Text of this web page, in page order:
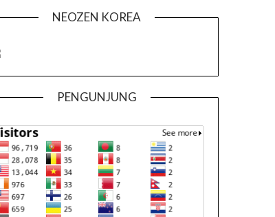
NEOZEN KOREA
PENGUNJUNG